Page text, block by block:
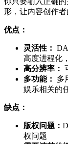
形，让内容创作者
优点：
灵活性：
高度进程化
高分辨率：
多功能：
多
娱乐相关的
缺点：
版权问题：
权问题